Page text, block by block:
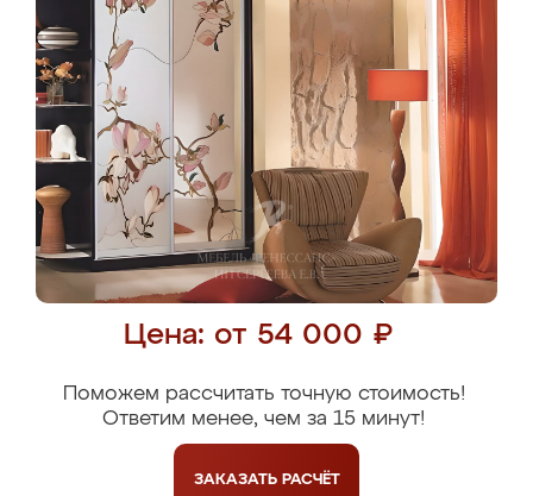
Цена: от 54 000 ₽
Поможем рассчитать точную стоимость!
Ответим менее, чем за 15 минут!
ЗАКАЗАТЬ РАСЧЁТ